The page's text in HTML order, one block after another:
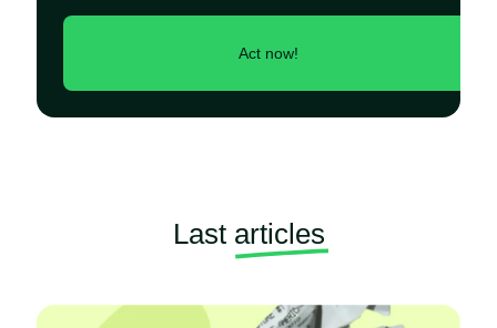
Act now!
Last articles